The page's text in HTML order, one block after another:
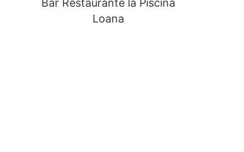
Bar Restaurante la Piscina
Loana